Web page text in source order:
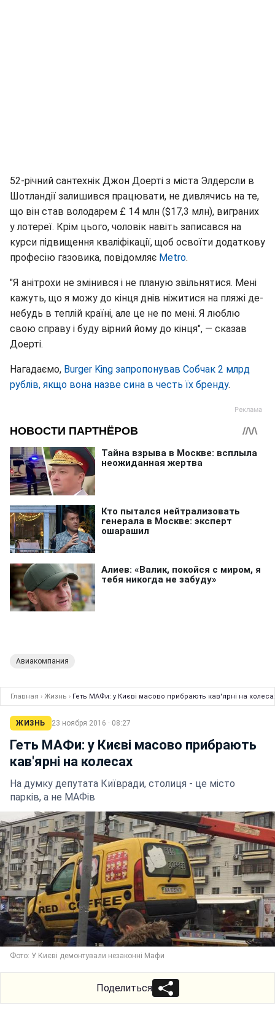
52-річний сантехнік Джон Доерті з міста Элдерсли в
Шотландії залишився працювати, не дивлячись на те,
що він став володарем £ 14 млн ($17,3 млн), виграних
у лотереї. Крім цього, чоловік навіть записався на
курси підвищення кваліфікації, щоб освоїти додаткову
професію газовика, повідомляє Metro.
"Я анітрохи не змінився і не планую звільнятися. Мені
кажуть, що я можу до кінця днів ніжитися на пляжі де-
небудь в теплій країні, але це не по мені. Я люблю
свою справу і буду вірний йому до кінця", — сказав
Доерті.
Нагадаємо, Burger King запропонував Собчак 2 млрд
рублів, якщо вона назве сина в честь їх бренду.
Авиакомпания
Главная › Жизнь › Геть МАФи: у Києві масово прибрають кав'ярні на
ЖИЗНЬ 23 ноября 2016 · 08:27
Геть МАФи: у Києві масово прибрають
кав'ярні на колесах
На думку депутата Київради, столиця - це місто
парків, а не МАФів
Фото: У Києві демонтували незаконні Мафи
Поделиться